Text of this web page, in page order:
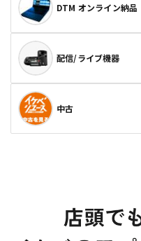
DTM オンライン納品
配信/ライブ機器
中古